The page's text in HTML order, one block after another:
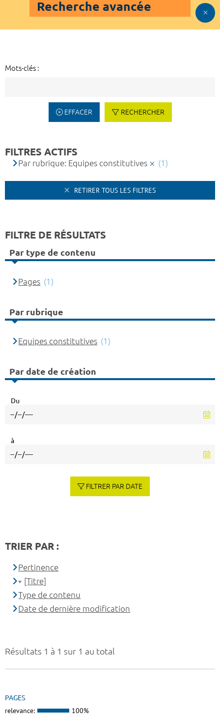
Recherche avancée
Mots-clés :
EFFACER RECHERCHER
Résultats 1 à 1 sur 1 au total
PAGES
relevance: 100%
FILTRES ACTIFS
Par rubrique: Equipes constitutives (1)
RETIRER TOUS LES FILTRES
FILTRE DE RÉSULTATS
Par type de contenu
Pages (1)
Par rubrique
Equipes constitutives (1)
Par date de création
Du
à
FILTRER PAR DATE
TRIER PAR :
Pertinence
[Titre]
Type de contenu
Date de dernière modification